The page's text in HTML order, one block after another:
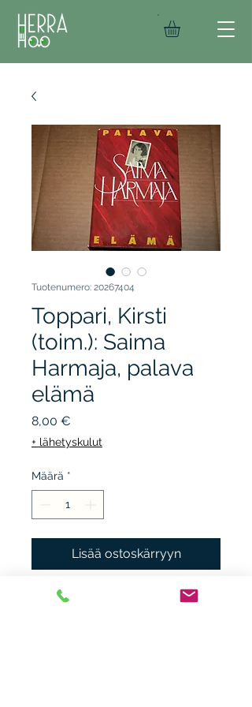
Tuotenumero: 20267404
Toppari, Kirsti
(toim.): Saima
Harmaja, palava
elämä
8,00 €
+ lähetyskulut
Määrä *
Lisää ostoskärryyn
WSOY, 1998, 3.p. sid + kp,